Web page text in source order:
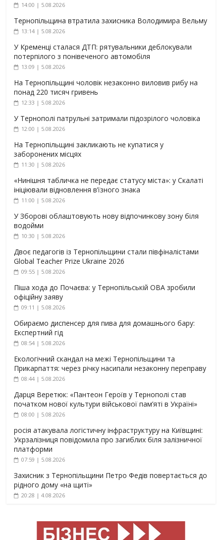
14:00 | 5.08.2026
Тернопільщина втратила захисника Володимира Вельму
13:14 | 5.08.2026
У Кременці сталася ДТП: рятувальники деблокували
потерпілого з понівеченого автомобіля
13:09 | 5.08.2026
На Тернопільщині чоловік незаконно виловив рибу на
понад 220 тисяч гривень
12:33 | 5.08.2026
У Тернополі патрульні затримали підозрілого чоловіка
12:00 | 5.08.2026
На Тернопільщині закликають не купатися у
заборонених місцях
11:30 | 5.08.2026
«Нинішня табличка не передає статусу міста»: у Скалаті
ініціювали відновлення в’їзного знака
11:00 | 5.08.2026
У Зборові облаштовують нову відпочинкову зону біля
водойми
10:30 | 5.08.2026
Двоє педагогів із Тернопільщини стали півфіналістами
Global Teacher Prize Ukraine 2026
09:55 | 5.08.2026
Піша хода до Почаєва: у Тернопільській ОВА зробили
офіційну заяву
09:11 | 5.08.2026
Обираємо диспенсер для пива для домашнього бару:
Експертний гід
08:54 | 5.08.2026
Екологічний скандал на межі Тернопільщини та
Прикарпаття: через річку насипали незаконну переправу
08:44 | 5.08.2026
Дарця Веретюк: «Пантеон Героїв у Тернополі став
початком нової культури військової пам’яті в Україні»
08:00 | 5.08.2026
росія атакувала логістичну інфраструктуру на Київщині:
Укрзалізниця повідомила про загиблих біля залізничної
платформи
07:59 | 5.08.2026
Захисник з Тернопільщини Петро Федів повертається до
рідного дому «на щиті»
20:28 | 4.08.2026